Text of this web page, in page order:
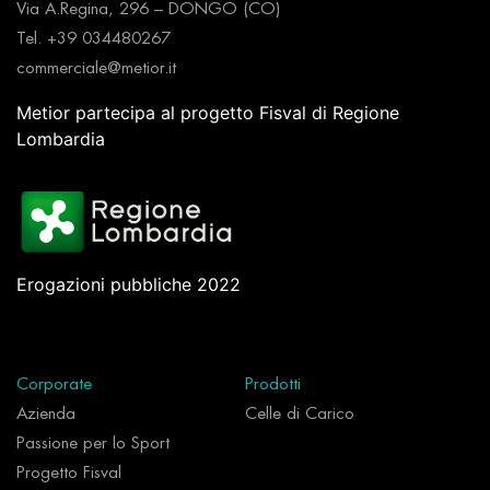
Via A.Regina, 296 – DONGO (CO)
Tel. +39 034480267
commerciale@metior.it
Metior partecipa al progetto Fisval di Regione
Lombardia
Erogazioni pubbliche 2022
Corporate
Azienda
Passione per lo Sport
Progetto Fisval
Prodotti
Celle di Carico